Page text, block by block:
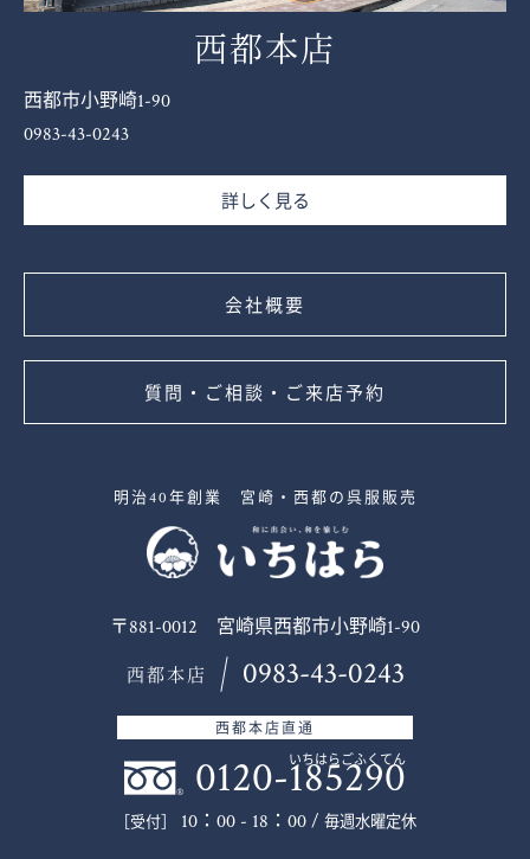
西都本店
西都市小野崎1-90
0983-43-0243
詳しく見る
会社概要
質問・ご相談・ご来店予約
明治40年創業 宮崎・西都の呉服販売
〒881-0012 宮崎県西都市小野崎1-90
西都本店 0983-43-0243
西都本店直通
0120-185290
いちはらごふくてん
［受付］ 10：00 - 18：00 / 毎週水曜定休